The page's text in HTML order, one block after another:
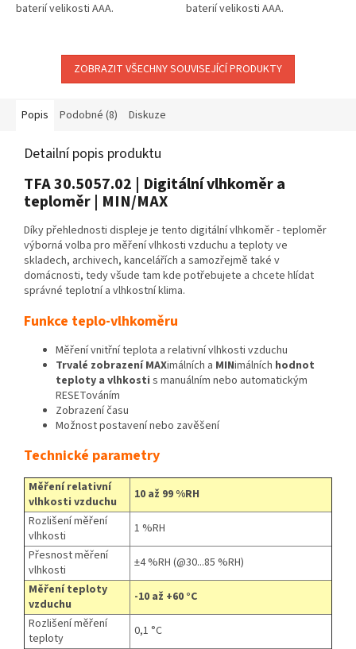
baterií velikosti AAA.
baterií velikosti AAA.
ZOBRAZIT VŠECHNY SOUVISEJÍCÍ PRODUKTY
Popis Podobné (8) Diskuze
Detailní popis produktu
TFA 30.5057.02 | Digitální vlhkoměr a
teploměr | MIN/MAX
Díky přehlednosti displeje je tento digitální vlhkoměr - teploměr
výborná volba pro měření vlhkosti vzduchu a teploty ve
skladech, archivech, kancelářích a samozřejmě také v
domácnosti, tedy všude tam kde potřebujete a chcete hlídat
správné teplotní a vlhkostní klima.
Funkce teplo-vlhkoměru
Měření vnitřní teplota a relativní vlhkosti vzduchu
Trvalé zobrazení MAXimálních a MINimálních hodnot
teploty a vlhkosti s manuálním nebo automatickým
RESETováním
Zobrazení času
Možnost postavení nebo zavěšení
Technické parametry
Měření relativní
vlhkosti vzduchu
10 až 99 %RH
Rozlišení měření
vlhkosti
1 %RH
Přesnost měření
vlhkosti
±4 %RH (@30...85 %RH)
Měření teploty
vzduchu
-10 až +60 °C
Rozlišení měření
teploty
0,1 °C